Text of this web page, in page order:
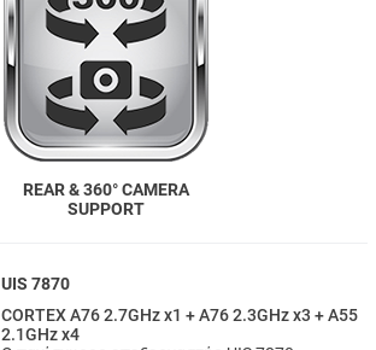
REAR & 360° CAMERA
SUPPORT
UIS 7870
CORTEX A76 2.7GHz x1 + A76 2.3GHz x3 + A55
2.1GHz x4